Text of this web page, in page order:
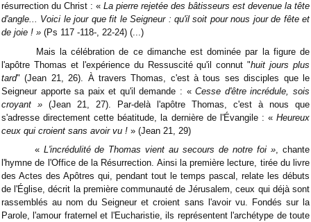
résurrection du Christ : « La pierre rejetée des bâtisseurs est devenue la tête
d'angle... Voici le jour que fit le Seigneur : qu'il soit pour nous jour de fête et
de joie ! » (Ps 117 -118-, 22-24) (...)
Mais la célébration de ce dimanche est dominée par la figure de
l'apôtre Thomas et l'expérience du Ressuscité qu'il connut "huit jours plus
tard" (Jean 21, 26). À travers Thomas, c'est à tous ses disciples que le
Seigneur apporte sa paix et qu'il demande : «Cesse d'être incrédule, sois
croyant » (Jean 21, 27). Par-delà l'apôtre Thomas, c'est à nous que
s'adresse directement cette béatitude, la dernière de l'Évangile : « Heureux
ceux qui croient sans avoir vu ! » (Jean 21, 29)
« L'incrédulité de Thomas vient au secours de notre foi » , chante
l'hymne de l'Office de la Résurrection. Ainsi la première lecture, tirée du livre
des Actes des Apôtres qui, pendant tout le temps pascal, relate les débuts
de l'Église, décrit la première communauté de Jérusalem, ceux qui déjà sont
rassemblés au nom du Seigneur et croient sans l'avoir vu. Fondés sur la
Parole, l'amour fraternel et l'Eucharistie, ils représentent l'archétype de toute